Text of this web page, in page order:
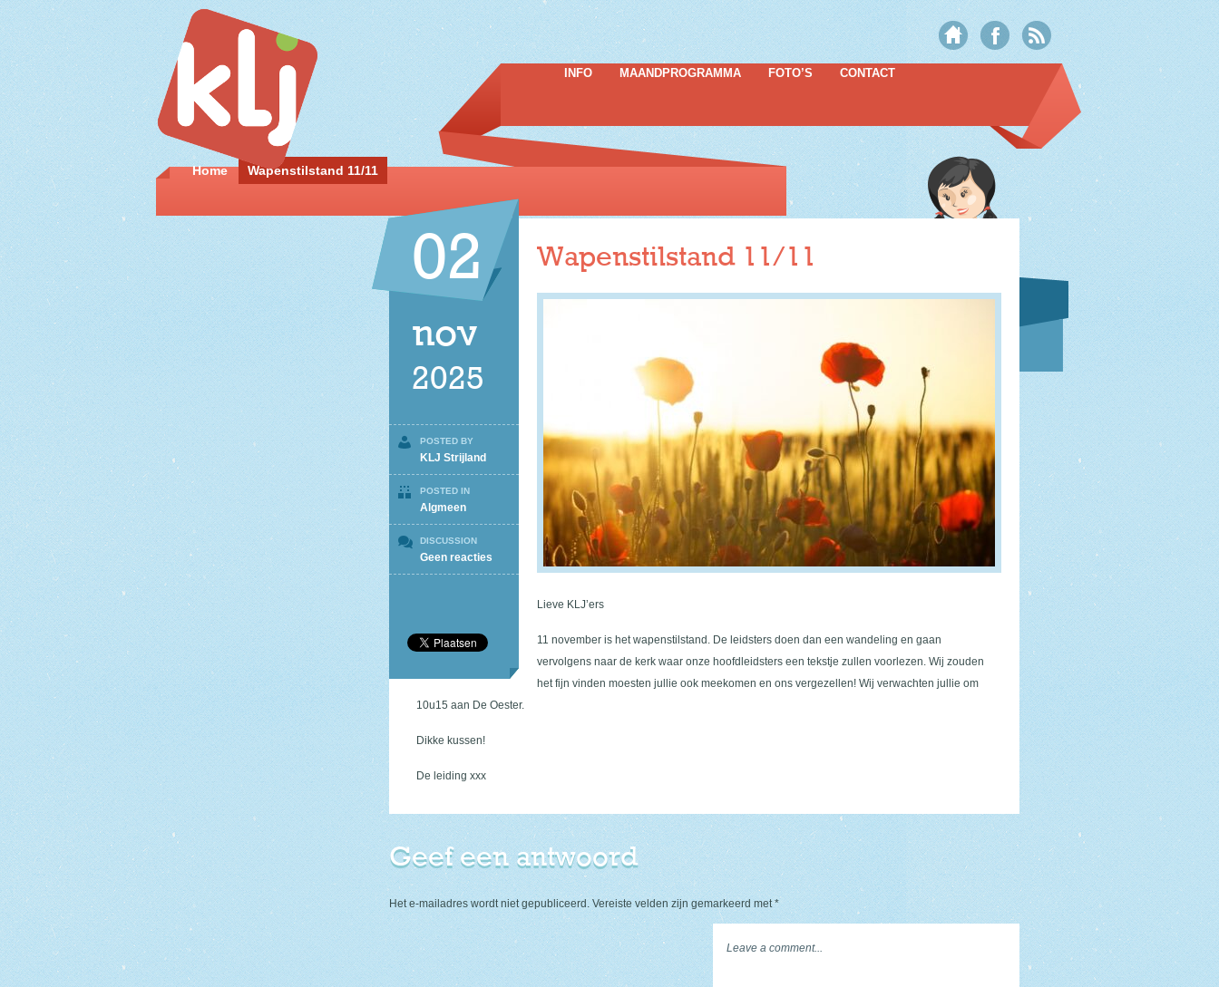
INFO MAANDPROGRAMMA FOTO’S CONTACT
Home Wapenstilstand 11/11
02
nov
2025
POSTED BY
KLJ Strijland
POSTED IN
Algmeen
DISCUSSION
Geen reacties
Wapenstilstand
Wapenstilstand 11/11
Lieve KLJ’ers
11 november is het wapenstilstand. De leidsters doen dan een wandeling en gaan
vervolgens naar de kerk waar onze hoofdleidsters een tekstje zullen voorlezen. Wij zouden
het fijn vinden moesten jullie ook meekomen en ons vergezellen! Wij verwachten jullie om
10u15 aan De Oester.
Dikke kussen!
De leiding xxx
Geef een antwoord
Het e-mailadres wordt niet gepubliceerd. Vereiste velden zijn gemarkeerd met*